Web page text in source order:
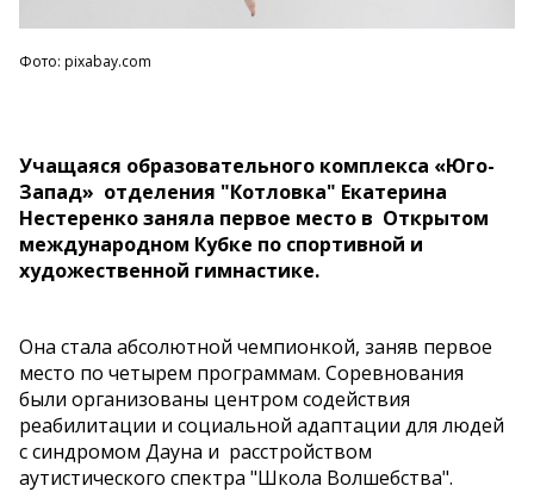
Фото: pixabay.com
Учащаяся образовательного комплекса «Юго-
Запад» отделения "Котловка" Екатерина
Нестеренко заняла первое место в Открытом
международном Кубке по спортивной и
художественной гимнастике.
Она стала абсолютной чемпионкой, заняв первое
место по четырем программам. Соревнования
были организованы центром содействия
реабилитации и социальной адаптации для людей
с синдромом Дауна и расстройством
аутистического спектра "Школа Волшебства".